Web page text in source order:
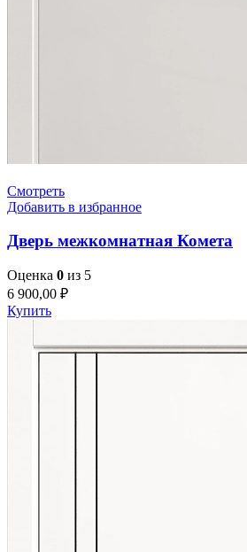
Смотреть
Добавить в избранное
Дверь межкомнатная Комета
Оценка 0 из 5
6 900,00 ₽
Купить